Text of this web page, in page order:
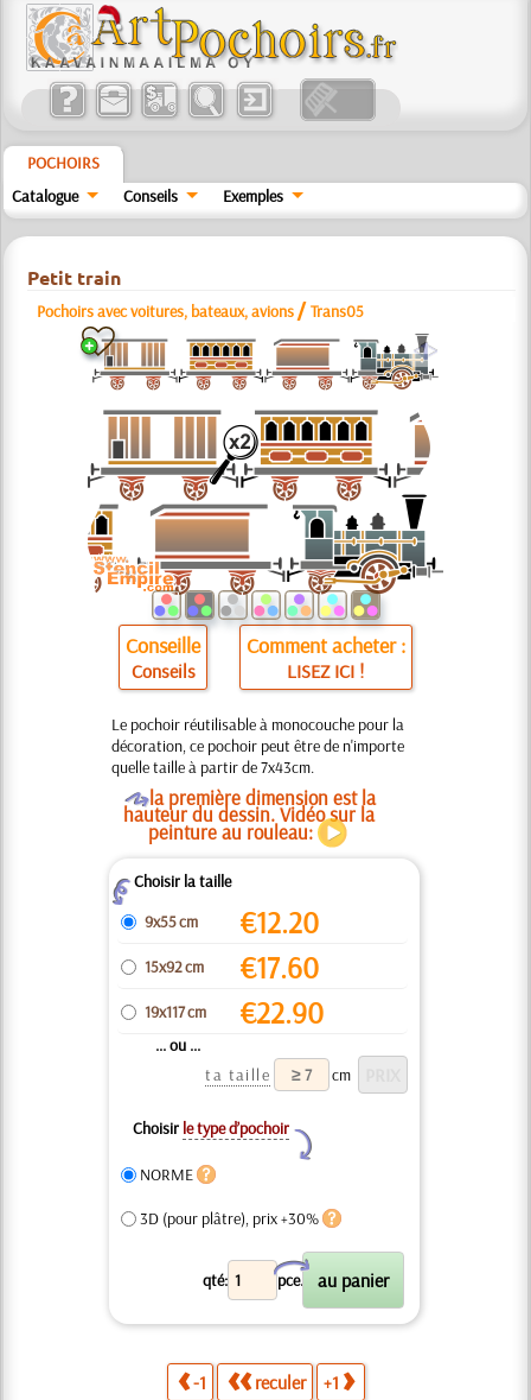
POCHOIRS
Catalogue
Conseils Exemples
Petit train
Pochoirs avec voitures, bateaux, avions /Trans05
a
Conseille
Conseils
Comment acheter :
LISEZ ICI !
Le pochoir réutilisable à monocouche pour la
décoration, ce pochoir peut être de n'importe
quelle taille à partir de 7x43cm.
Ola première dimension est la
hauteur du dessin. Vidéo sur la
peinture au rouleau:
ZChoisir la taille
9x55 cm
€12.20
15x92 cm €17.60
19x117 cm €22.90
... ou ...
ta taille
cm
Choisir le type d’pochoir
Y
NORME
3D (pour plâtre), prix +30%
qté: pce.
X
-1 reculer +1